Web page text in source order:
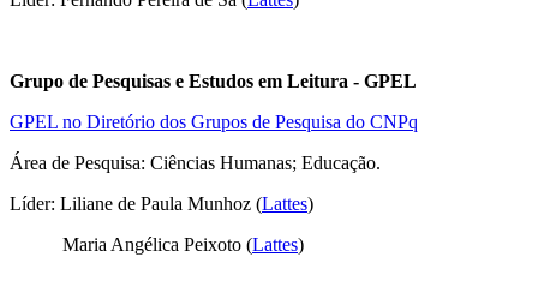
Grupo de Pesquisas e Estudos em Leitura - GPEL
GPEL no Diretório dos Grupos de Pesquisa do CNPq
Área de Pesquisa: Ciências Humanas; Educação.
Líder: Liliane de Paula Munhoz (Lattes)
Maria Angélica Peixoto (Lattes)